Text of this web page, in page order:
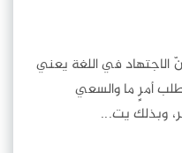
الاجتهاد في اللغة يعني
أمرٍ ما والسعي
وبذلك يت...